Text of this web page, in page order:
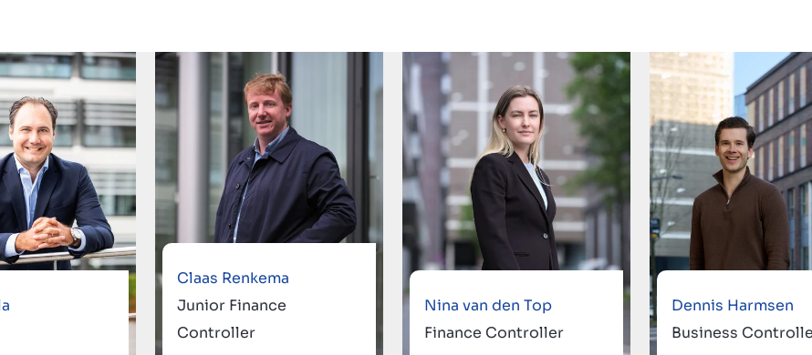
Claas Renkema
Junior Finance
Controller
Nina van den Top
Finance Controller
Dennis Harmsen
Business